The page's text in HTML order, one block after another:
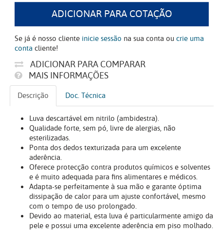
ADICIONAR PARA COTAÇÃO
Se já é nosso cliente inicie sessão na sua conta oucrie uma
conta cliente!
ADICIONAR PARA COMPARAR
MAIS INFORMAÇÕES
Descrição Doc. Técnica
Luva descartável em nitrilo (ambidestra).
Qualidade forte, sem pó, livre de alergias, não
esterilizadas.
Ponta dos dedos texturizada para um excelente
aderência.
Oferece protecção contra produtos químicos e solventes
e é muito adequada para fins alimentares e médicos.
Adapta-se perfeitamente à sua mão e garante óptima
dissipação de calor para um ajuste confortável, mesmo
com o tempo de uso prolongado.
Devido ao material, esta luva é particularmente amigo da
pele e possui uma excelente aderência em piso molhado.